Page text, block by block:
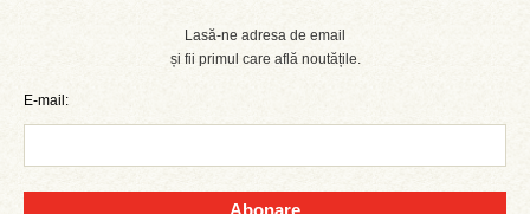
Lasă-ne adresa de email
și fii primul care află noutățile.
E-mail:
Abonare